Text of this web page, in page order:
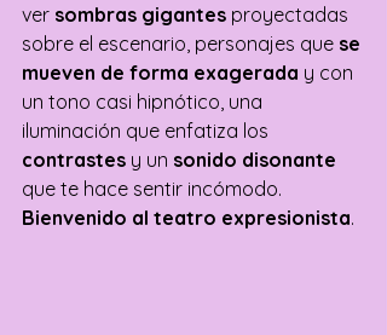
ver sombras gigantes proyectadas
sobre el escenario, personajes que se
mueven de forma exagerada y con
un tono casi hipnótico, una
iluminación que enfatiza los
contrastes y un sonido disonante
que te hace sentir incómodo.
Bienvenido al teatro expresionista.